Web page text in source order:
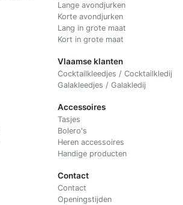
Lange avondjurken
Korte avondjurken
Lang in grote maat
Kort in grote maat
Vlaamse klanten
Cocktailkleedjes / Cocktailkledij
Galakleedjes / Galakledij
Accessoires
Tasjes
Bolero's
Heren accessoires
Handige producten
Contact
Contact
Openingstijden